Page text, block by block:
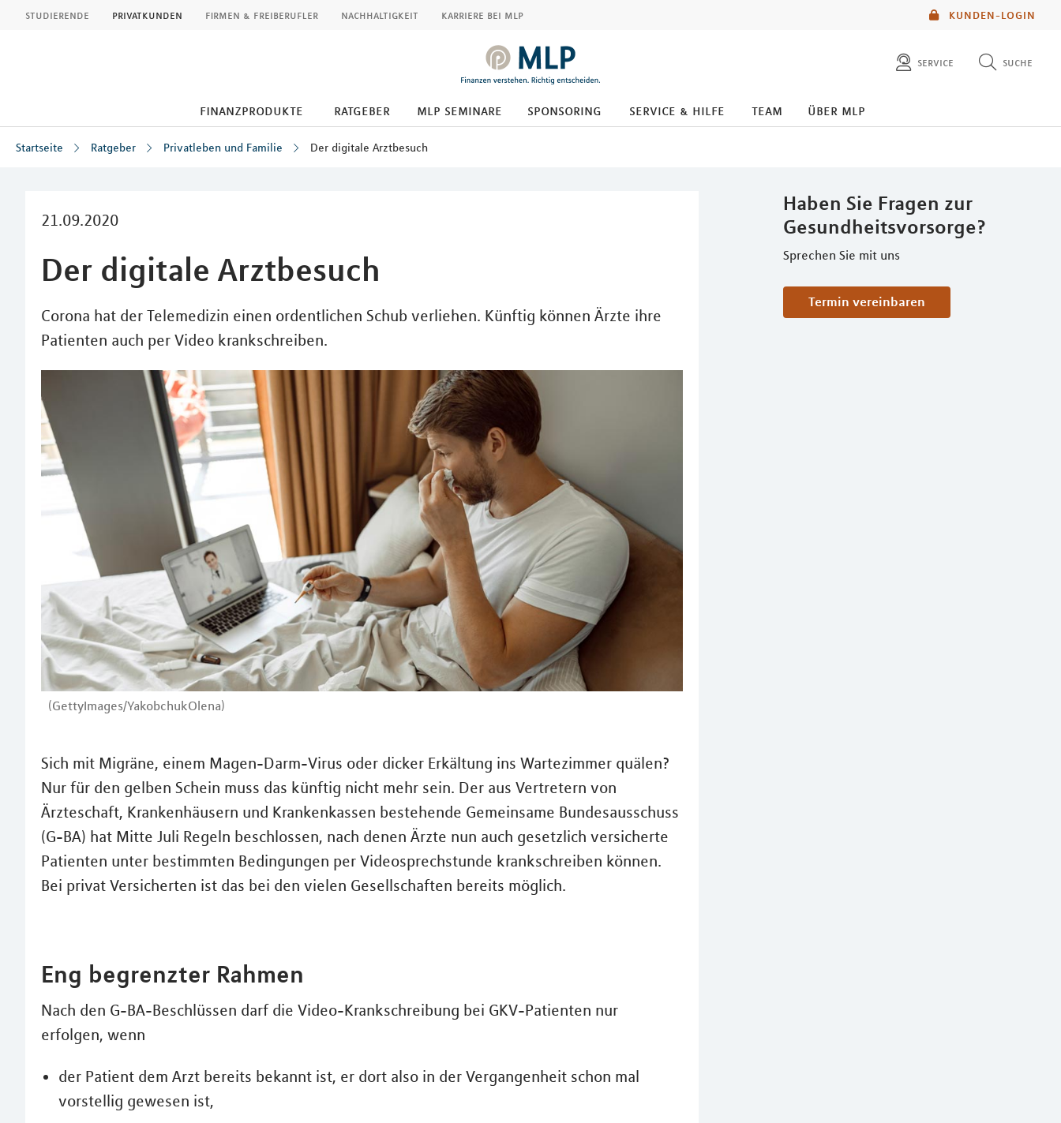
KUNDEN-LOGIN
studierende privatkunden firmen & freiberufler nachhaltigkeit karriere bei mlp
service suche
diese website durchsuchen
finanzprodukte ratgeber mlp seminare sponsoring service & hilfe team über mlp
Startseite Ratgeber Privatleben und Familie Der digitale Arztbesuch
21.09.2020
Der digitale Arztbesuch
Corona hat der Telemedizin einen ordentlichen Schub verliehen. Künftig können Ärzte ihre
Patienten auch per Video krankschreiben.
(GettyImages/YakobchukOlena)
Haben Sie Fragen zur
Gesundheitsvorsorge?
Sprechen Sie mit uns
Termin vereinbaren
Sich mit Migräne, einem Magen-Darm-Virus oder dicker Erkältung ins Wartezimmer quälen?
Nur für den gelben Schein muss das künftig nicht mehr sein. Der aus Vertretern von
Ärzteschaft, Krankenhäusern und Krankenkassen bestehende Gemeinsame Bundesausschuss
(G-BA) hat Mitte Juli Regeln beschlossen, nach denen Ärzte nun auch gesetzlich versicherte
Patienten unter bestimmten Bedingungen per Videosprechstunde krankschreiben können.
Bei privat Versicherten ist das bei den vielen Gesellschaften bereits möglich.
Eng begrenzter Rahmen
Nach den G-BA-Beschlüssen darf die Video-Krankschreibung bei GKV-Patienten nur
erfolgen, wenn
der Patient dem Arzt bereits bekannt ist, er dort also in der Vergangenheit schon mal
vorstellig gewesen ist,